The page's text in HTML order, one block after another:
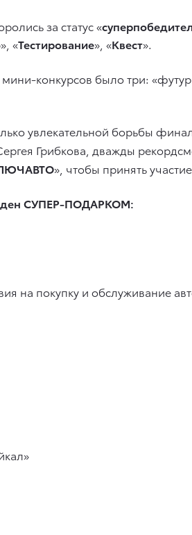
за статус «
», «Тестирование», «Квест».
конкурсов было три:
увлекательной борьбы
Грибкова, дважды
», чтобы принять
СУПЕР-ПОДАРКОМ:
на покупку и обслуживание